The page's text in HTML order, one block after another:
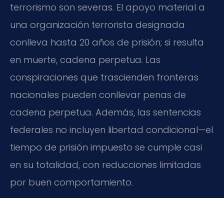
terrorismo son severas. El apoyo material a
una organización terrorista designada
conlleva hasta 20 años de prisión; si resulta
en muerte, cadena perpetua. Las
conspiraciones que trascienden fronteras
nacionales pueden conllevar penas de
cadena perpetua. Además, las sentencias
federales no incluyen libertad condicional—el
tiempo de prisión impuesto se cumple casi
en su totalidad, con reducciones limitadas
por buen comportamiento.